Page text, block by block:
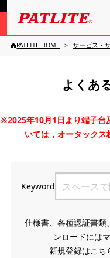
PATLITE HOME サービス・
よくあ
※2025年10月1日より端子台
いては，オータックス
Keyword
仕様書、各種認証書類
ンロードには
新規登録はこち